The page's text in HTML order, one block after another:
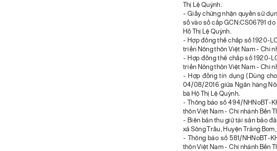
Thị Lệ Quỳnh.
- Giấy chứng nhận quyền sử
sổ vào sổ cấp GCN:CS06791
Hồ Thị Lệ Quỳnh.
- Hợp đồng thế chấp số 1920-
triển Nông thôn Việt Nam - Chi
- Hợp đồng thế chấp số 1920-
triển Nông thôn Việt Nam - Chi
- Hợp đồng tín dụng (Dùng
04/08/2016 giữa Ngân hàng
bà Hộ Thị Lệ Quỳnh.
- Thông báo số 494/NHNoBT-
thôn Việt Nam - Chi nhánh Bến
- Biên bản thu giữ tài sản bảo
xã Sông Trầu, Huyện Trảng
- Thông báo số 581/NHNoBT-
thôn Việt Nam - Chi nhánh Bến